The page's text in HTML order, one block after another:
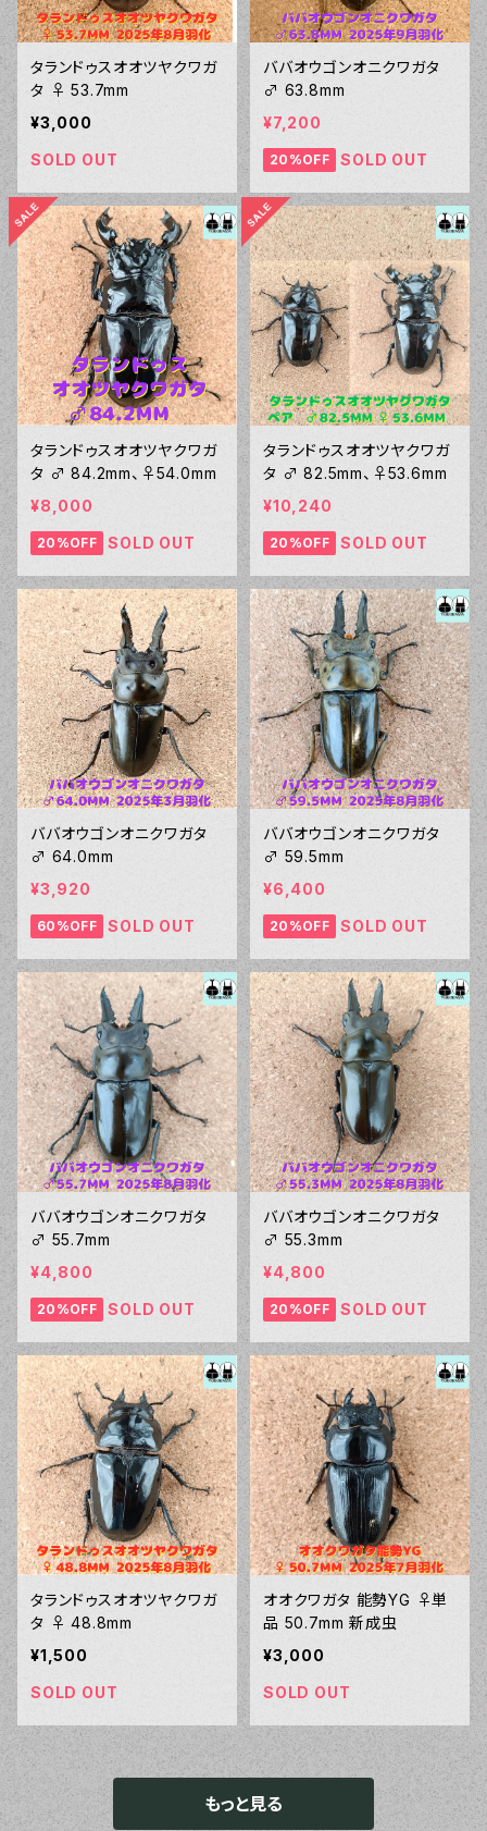
タランドゥスオオツヤクワガ
タ ♀ 53.7mm
¥3,000
SOLD OUT
ババオウゴンオニクワガタ
♂ 63.8mm
¥7,200
20%OFF SOLD OUT
タランドゥスオオツヤクワガ
タ ♂ 84.2mm、♀54.0mm
¥8,000
20%OFF SOLD OUT
タランドゥスオオツヤクワガ
タ ♂ 82.5mm、♀53.6mm
¥10,240
20%OFF SOLD OUT
ババオウゴンオニクワガタ
♂ 64.0mm
¥3,920
60%OFF SOLD OUT
ババオウゴンオニクワガタ
♂ 59.5mm
¥6,400
20%OFF SOLD OUT
ババオウゴンオニクワガタ
♂ 55.7mm
¥4,800
20%OFF SOLD OUT
ババオウゴンオニクワガタ
♂ 55.3mm
¥4,800
20%OFF SOLD OUT
タランドゥスオオツヤクワガ
タ ♀ 48.8mm
¥1,500
SOLD OUT
オオクワガタ 能勢YG ♀単
品 50.7mm 新成虫
¥3,000
SOLD OUT
もっと見る